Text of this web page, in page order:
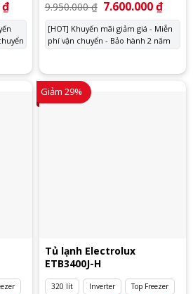
₫Giá
tại
là:
2.850.000 ₫.
9.950.000₫ Giá
gốc
là:
9.950.000 ₫.
7.600.000₫Giá
tại
là:
[HOT] Khuyến mãi giảm giá - Miễn
phí vận chuyển - Bảo hành 2 năm
Giảm 29%
Tủ lạnh Electrolux
ETB3400J-H
320 lít Inverter Top Freezer